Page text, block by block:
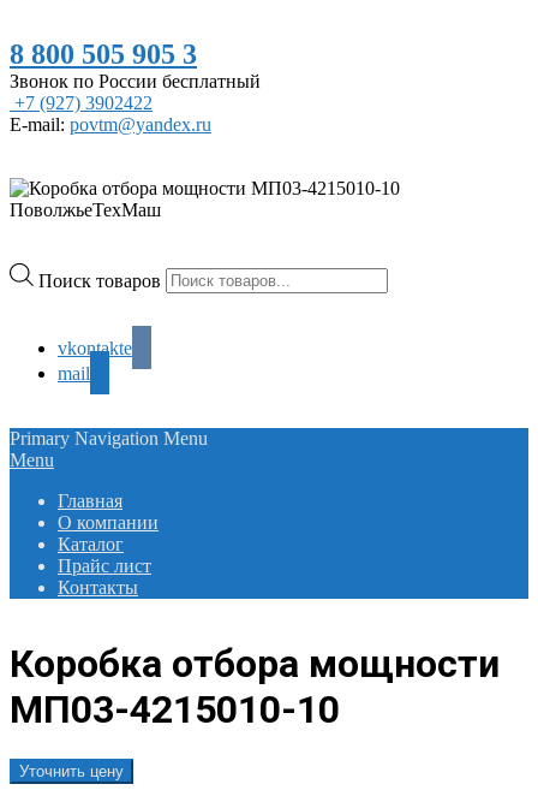
8 800 505 905 3
Звонок по России бесплатный
+7 (927) 3902422
E-mail: povtm@yandex.ru
Поиск товаров
vkontakte
mail
Primary Navigation Menu
Menu
Главная
О компании
Каталог
Прайс лист
Контакты
Коробка отбора мощности
МП03-4215010-10
Уточнить цену